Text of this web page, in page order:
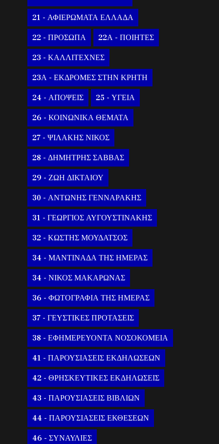
21 - ΑΦΙΕΡΩΜΑΤΑ ΕΛΛΑΔΑ
22 - ΠΡΟΣΩΠΑ 22Α - ΠΟΙΗΤΕΣ
23 - ΚΑΛΛΙΤΕΧΝΕΣ
23Α - ΕΚΔΡΟΜΕΣ ΣΤΗΝ ΚΡΗΤΗ
24 - ΑΠΟΨΕΙΣ 25 - ΥΓΕΙΑ
26 - ΚΟΙΝΩΝΙΚΑ ΘΕΜΑΤΑ
27 - ΨΙΛΑΚΗΣ ΝΙΚΟΣ
28 - ΔΗΜΗΤΡΗΣ ΣΑΒΒΑΣ
29 - ΖΩΗ ΔΙΚΤΑΙΟΥ
30 - ΑΝΤΩΝΗΣ ΓΕΝΝΑΡΑΚΗΣ
31 - ΓΕΩΡΓΙΟΣ ΑΥΓΟΥΣΤΙΝΑΚΗΣ
32 - ΚΩΣΤΗΣ ΜΟΥΔΑΤΣΟΣ
34 - ΜΑΝΤΙΝΑΔΑ ΤΗΣ ΗΜΕΡΑΣ
34 - ΝΙΚΟΣ ΜΑΚΑΡΩΝΑΣ
36 - ΦΩΤΟΓΡΑΦΙΑ ΤΗΣ ΗΜΕΡΑΣ
37 - ΓΕΥΣΤΙΚΕΣ ΠΡΟΤΑΣΕΙΣ
38 - ΕΦΗΜΕΡΕΥΟΝΤΑ ΝΟΣΟΚΟΜΕΙΑ
41 - ΠΑΡΟΥΣΙΑΣΕΙΣ ΕΚΔΗΛΩΣΕΩΝ
42 - ΘΡΗΣΚΕΥΤΙΚΕΣ ΕΚΔΗΛΩΣΕΙΣ
43 - ΠΑΡΟΥΣΙΑΣΕΙΣ ΒΙΒΛΙΩΝ
44 - ΠΑΡΟΥΣΙΑΣΕΙΣ ΕΚΘΕΣΕΩΝ
46 - ΣΥΝΑΥΛΙΕΣ